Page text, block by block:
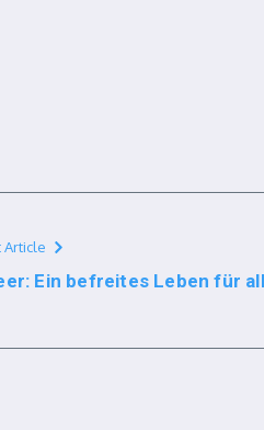
Article
Ein befreites Leben für